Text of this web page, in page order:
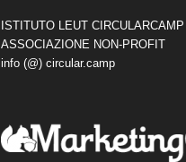
ISTITUTO LEUT CIRCULARCAMP
ASSOCIAZIONE NON-PROFIT
info (@) circular.camp